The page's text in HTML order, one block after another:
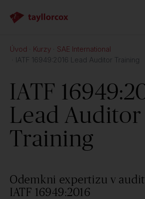
Úvod Kurzy
SAE International
IATF 16949:2016 Lead Auditor Training
IATF
Lead Auditor
Training
Odemkni expertizu v
IATF 16949:2016